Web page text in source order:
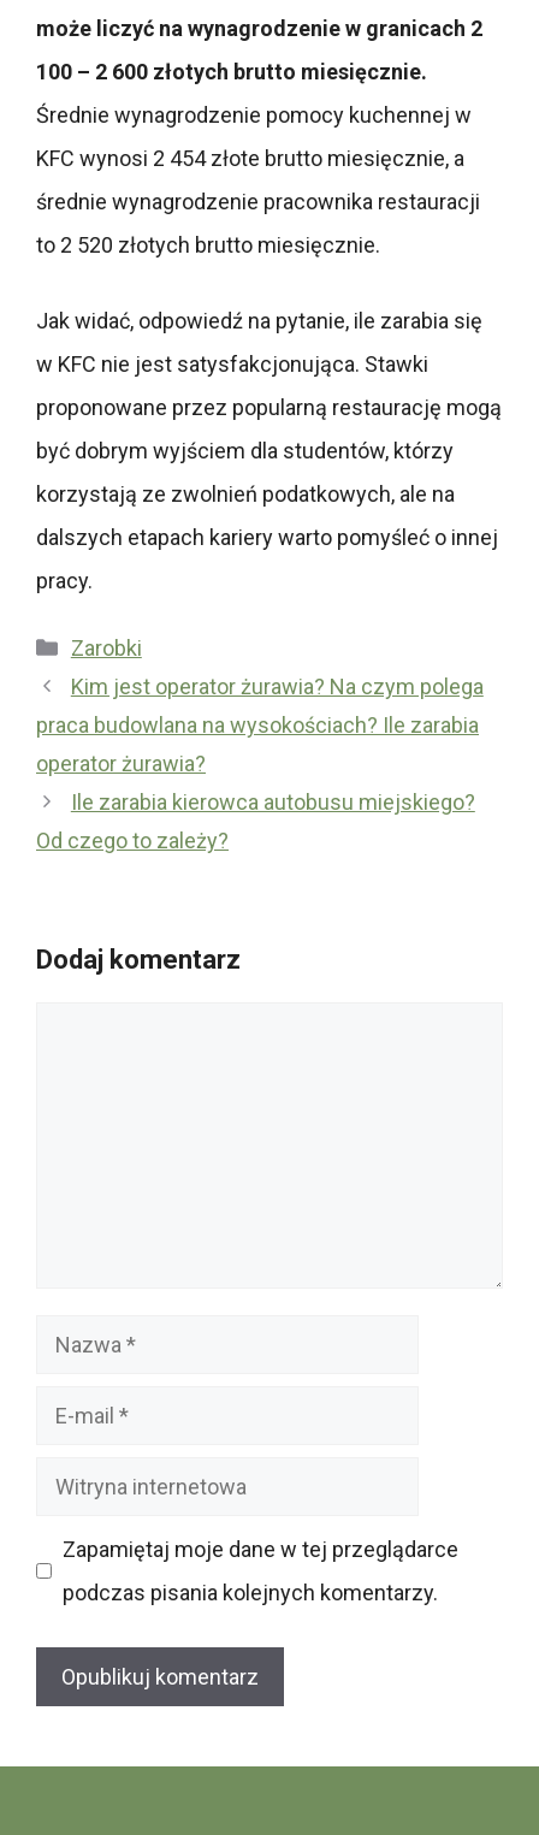
może liczyć na wynagrodzenie w granicach 2
100 – 2 600 złotych brutto miesięcznie.
Średnie wynagrodzenie pomocy kuchennej w
KFC wynosi 2 454 złote brutto miesięcznie, a
średnie wynagrodzenie pracownika restauracji
to 2 520 złotych brutto miesięcznie.
Jak widać, odpowiedź na pytanie, ile zarabia się
w KFC nie jest satysfakcjonująca. Stawki
proponowane przez popularną restaurację mogą
być dobrym wyjściem dla studentów, którzy
korzystają ze zwolnień podatkowych, ale na
dalszych etapach kariery warto pomyśleć o innej
pracy.
Kategorie
Zarobki
Kim jest operator żurawia? Na czym polega
praca budowlana na wysokościach? Ile zarabia
operator żurawia?
Ile zarabia kierowca autobusu miejskiego?
Od czego to zależy?
Dodaj komentarz
Nazwa
Witryna
Zapamiętaj moje dane w tej przeglądarce
podczas pisania kolejnych komentarzy.